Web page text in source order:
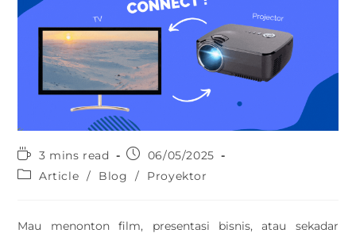
3 mins read
06/05/2025
Article / Blog / Proyektor
Mau menonton film, presentasi bisnis, atau sekadar